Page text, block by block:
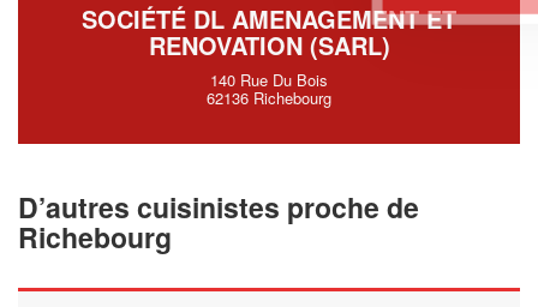
SOCIÉTÉ DL AMENAGEMENT ET
RENOVATION (SARL)
140 Rue Du Bois
62136 Richebourg
D’autres cuisinistes proche de
Richebourg